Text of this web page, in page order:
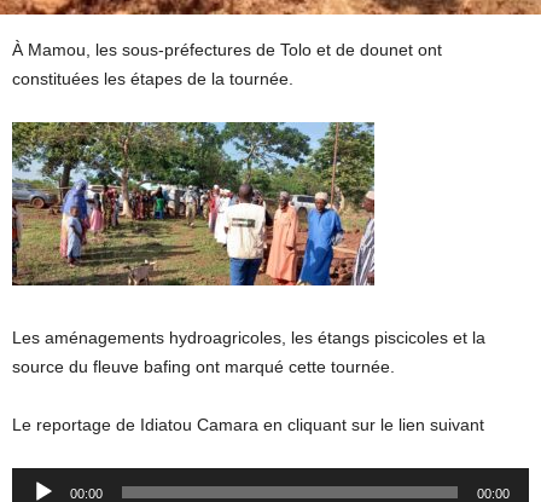
À Mamou, les sous-préfectures de Tolo et de dounet ont
constituées les étapes de la tournée.
Les aménagements hydroagricoles, les étangs piscicoles et la
source du fleuve bafing ont marqué cette tournée.
Le reportage de Idiatou Camara en cliquant sur le lien suivant
Audio
00:00 00:00